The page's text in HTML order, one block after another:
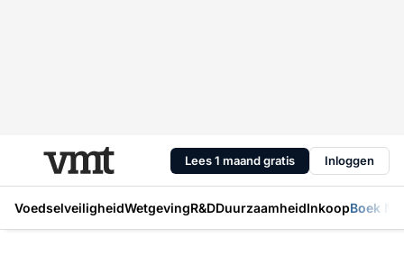
Lees 1 maand gratis Inloggen
VoedselveiligheidWetgevingR&DDuurzaamheidInkoopBoek